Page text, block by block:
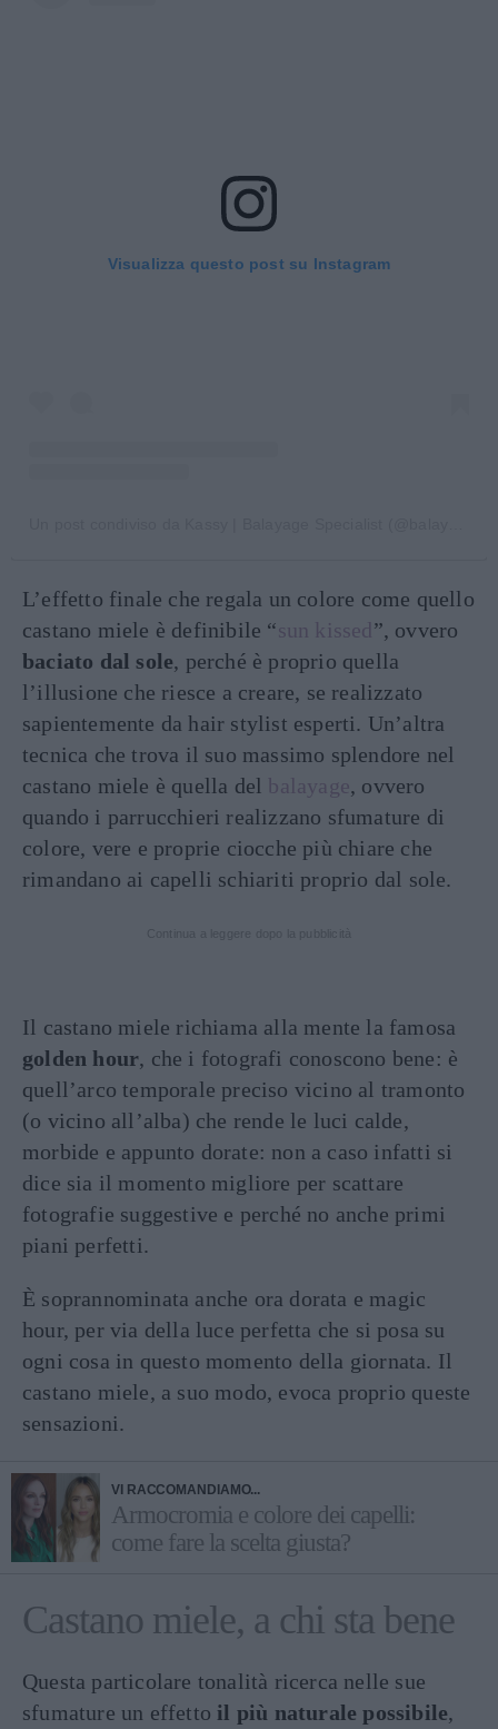
Visualizza questo post su Instagram
L’effetto finale che regala un colore come quello
castano miele è definibile “sun kissed”, ovvero
baciato dal sole, perché è proprio quella
l’illusione che riesce a creare, se realizzato
sapientemente da hair stylist esperti. Un’altra
tecnica che trova il suo massimo splendore nel
castano miele è quella del balayage, ovvero
quando i parrucchieri realizzano sfumature di
colore, vere e proprie ciocche più chiare che
rimandano ai capelli schiariti proprio dal sole.
Il castano miele richiama alla mente la famosa
golden hour, che i fotografi conoscono bene: è
quell’arco temporale preciso vicino al tramonto
(o vicino all’alba) che rende le luci calde,
morbide e appunto dorate: non a caso infatti si
dice sia il momento migliore per scattare
fotografie suggestive e perché no anche primi
piani perfetti.
È soprannominata anche ora dorata e magic
hour, per via della luce perfetta che si posa su
ogni cosa in questo momento della giornata. Il
castano miele, a suo modo, evoca proprio queste
sensazioni.
VI RACCOMANDIAMO...
Armocromia e colore dei capelli:
come fare la scelta giusta?
Castano miele, a chi sta bene
Questa particolare tonalità ricerca nelle sue
sfumature un effetto il più naturale possibile,